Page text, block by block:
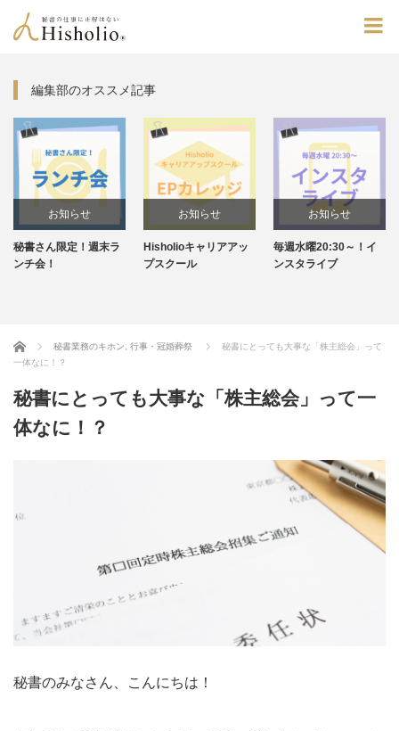
編集部のオススメ記事
お知らせ
秘書さん限定！週末ラ
ンチ会！
お知らせ
Hisholioキャリアアッ
プスクール
お知らせ
毎週水曜20:30～！イ
ンスタライブ
Home 秘書業務のキホン 行事・冠婚葬祭
秘書にとっても大事な「株主総会」って
一体なに！？
秘書にとっても大事な「株主総会」って一
体なに！？
秘書のみなさん、こんにちは！